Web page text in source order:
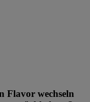
Flavor wechseln